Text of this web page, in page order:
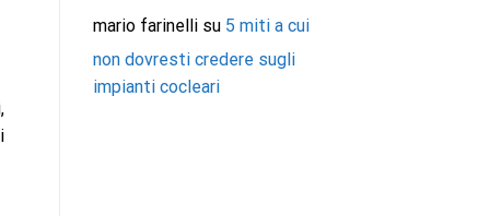
mario farinellisu 5 miti a cui
non dovresti credere sugli
impianti cocleari